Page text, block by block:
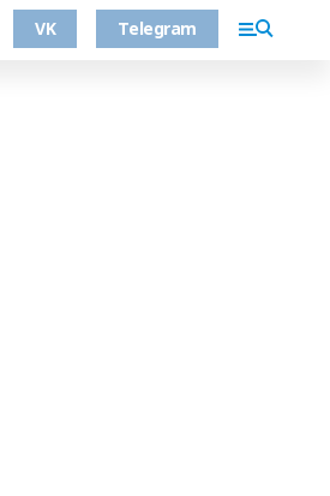
VK Telegram